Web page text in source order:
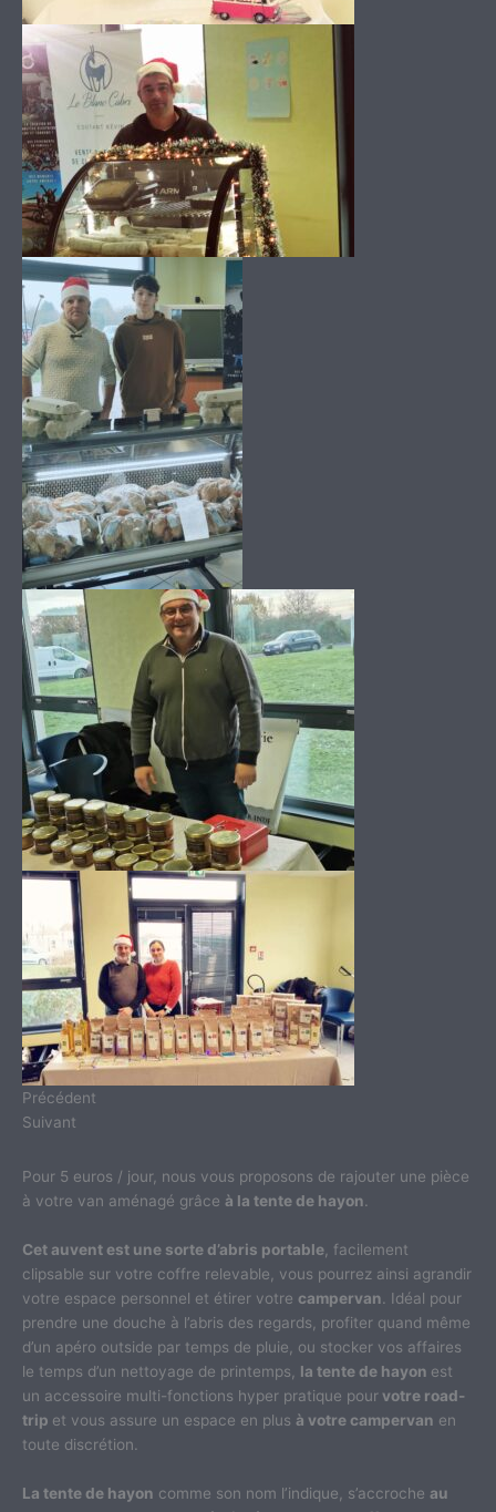
Précédent
Suivant
Pour 5 euros / jour, nous vous proposons de rajouter une pièce
à votre van aménagé grâce à la tente de hayon
Cet auvent est une sorte d’abris portable , facilement
clipsable sur votre coffre relevable, vous pourrez ainsi agrandir
votre espace personnel et étirer votre campervan . Idéal pour
prendre une douche à l’abris des regards, profiter quand même
d’un apéro outside par temps de pluie, ou stocker vos affaires
le temps d’un nettoyage de printemps, la tente de hayon est
un accessoire multi-fonctions hyper pratique pour votre road-
trip et vous assure un espace en plus à votre campervan en
toute discrétion.
La tente de hayon comme son nom l’indique, s’accroche au